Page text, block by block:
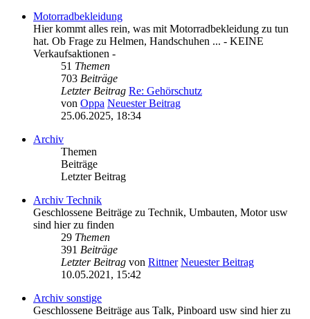
Motorradbekleidung
Hier kommt alles rein, was mit Motorradbekleidung zu tun
hat. Ob Frage zu Helmen, Handschuhen ... - KEINE
Verkaufsaktionen -
51 Themen
703 Beiträge
Letzter Beitrag Re: Gehörschutz
von Oppa Neuester Beitrag
25.06.2025, 18:34
Archiv
Themen
Beiträge
Letzter Beitrag
Archiv Technik
Geschlossene Beiträge zu Technik, Umbauten, Motor usw
sind hier zu finden
29 Themen
391 Beiträge
Letzter Beitrag von Rittner Neuester Beitrag
10.05.2021, 15:42
Archiv sonstige
Geschlossene Beiträge aus Talk, Pinboard usw sind hier zu